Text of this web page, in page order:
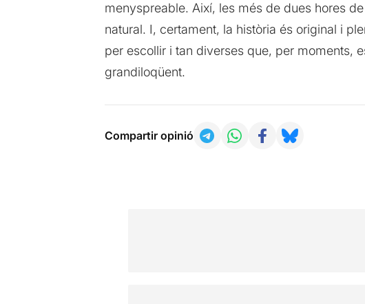
menyspreable. Així, les més de dues hores
natural. I, certament, la història és original i
per escollir i tan diverses que, per moments,
grandiloqüent.
Compartir opinió